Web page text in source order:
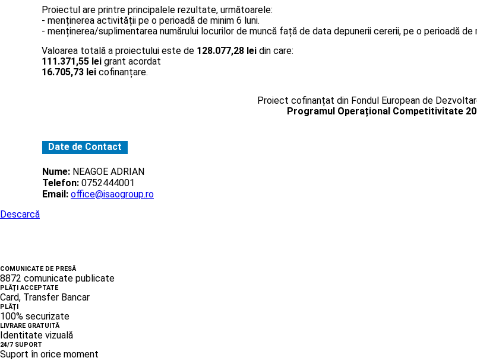
Proiectul are printre principalele rezultate, următoarele:
- menținerea activității pe o perioadă de minim 6 luni.
- menținerea/suplimentarea numărului locurilor de muncă față de data depunerii cererii, pe o perioadă de
Valoarea totală a proiectului este de 128.077,28 lei din care:
111.371,55 lei grant acordat
16.705,73 lei cofinanțare.
Proiect cofinanțat din Fondul European de
Programul Operațional Competitivitate
Date de Contact
Nume: NEAGOE ADRIAN
Telefon: 0752444001
Email: office@isaogroup.ro
Descarcă
COMUNICATE DE PRESĂ
8872 comunicate publicate
PLĂȚI ACCEPTATE
Card, Transfer Bancar
PLĂȚI
100% securizate
LIVRARE GRATUITĂ
Identitate vizuală
24/7 SUPORT
Suport în orice moment